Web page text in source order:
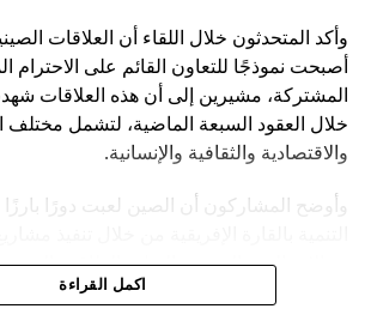
ثورية صغيرة إلى قيادة دولة عظمى. وفي ظل
أن الصين ماضية في ربط مستقبلها السياسي
الذي يشمل الاقتصاد والتكنولوجيا والدفاع،
أساسية لمكانتها في القرن الحادي والعشرين.
وأكد المتحدثون خلال اللقاء أن العلاقات
أصبحت نموذجًا للتعاون القائم على الاحترام
المشتركة، مشيرين إلى أن هذه العلاقات
خلال العقود السبعة الماضية، لتشمل مختلف
والاقتصادية والثقافية والإنسانية.
وأوضح المشاركون أن الصين لعبت دورًا
مجالات البنية التحتية والنقل والطاقة والصحة
جانب تعزيز التبادل التجاري والاستثماري
اكمل القراءة